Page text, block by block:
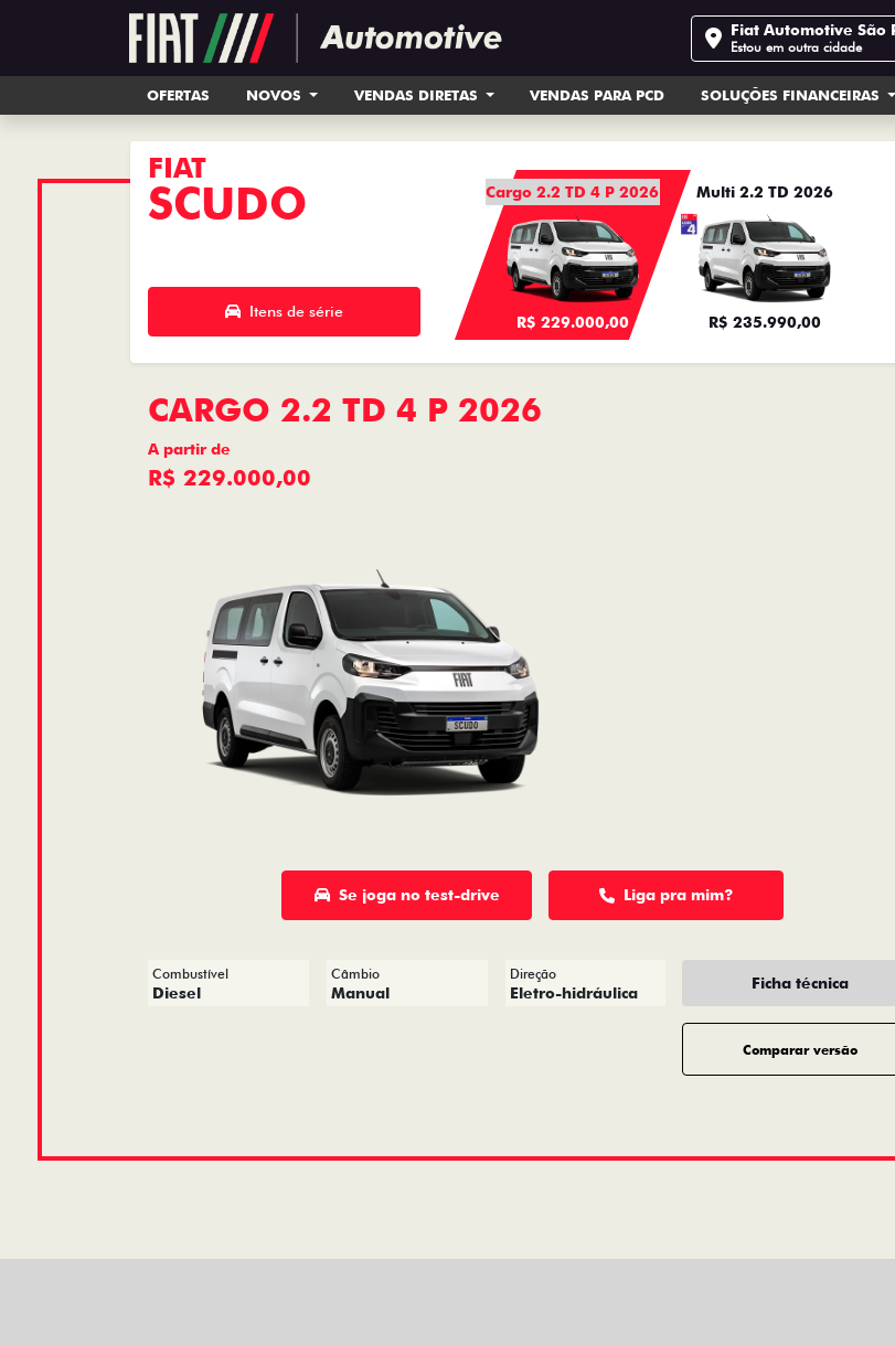
Fiat Automotive São
Estou em outra cidade
OFERTAS NOVOS VENDAS DIRETAS VENDAS PARA PCD SOLUÇÕES FINANCEIRAS
FIAT
SCUDO
Itens de série
Cargo 2.2 TD 4 P 2026
R$ 229.000,00
Multi 2.2 TD 2026
R$ 235.990,00
CARGO 2.2 TD 4 P 2026
A partir de
R$ 229.000,00
Se joga no test-drive Liga pra mim?
Combustível
Diesel
Câmbio
Manual
Direção
Eletro-hidráulica
Ficha técnica
Comparar versão